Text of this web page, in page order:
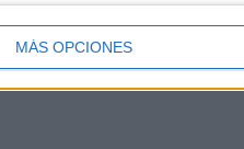
MÁS OPCIONES
ninguna información.